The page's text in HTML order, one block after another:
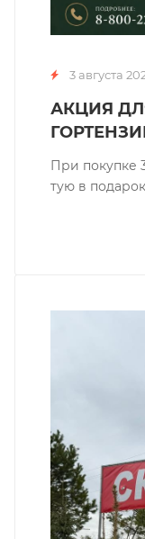
3 августа
АКЦИЯ
При покупке
тую в